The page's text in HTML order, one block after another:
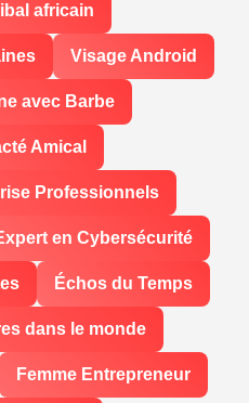
africain
Visage Android
avec Barbe
Amical
Professionnels
en Cybersécurité
Échos du Temps
dans le monde
Femme Entrepreneur